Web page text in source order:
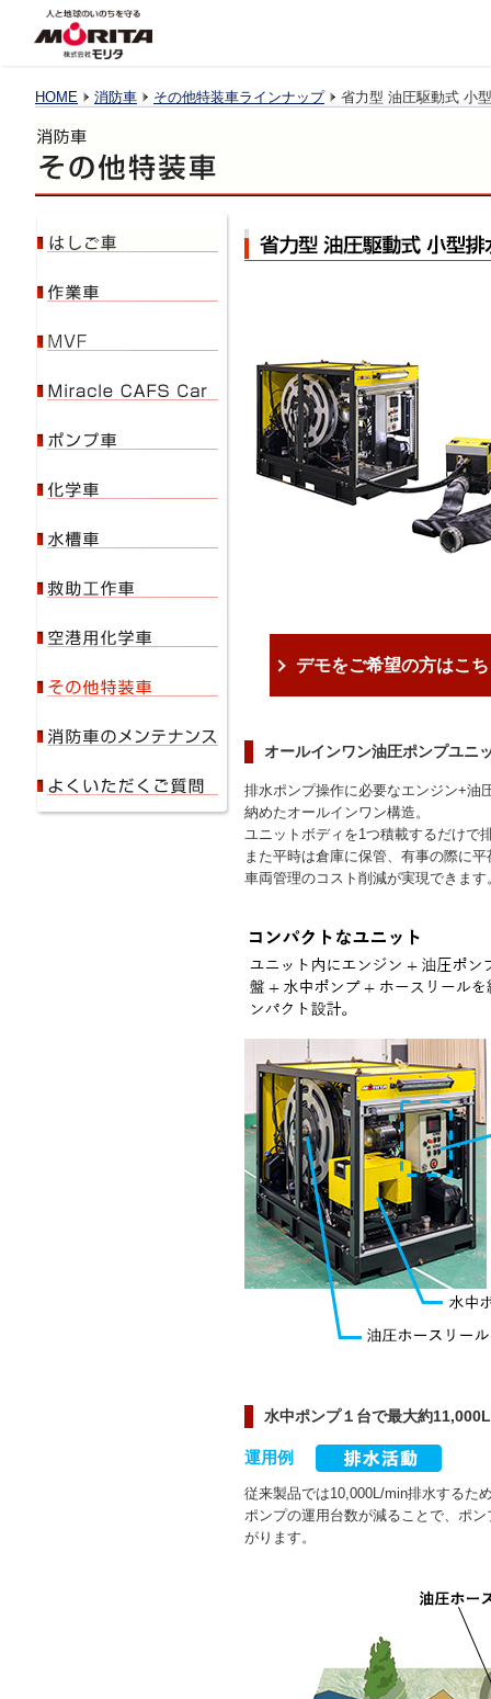
HOME 消防車 その他特装車ラインナップ 省力型 油圧駆動式 小
デモをご希望の方はこ
オールインワン油圧ポンプユニ
排水ポンプ操作に必要なエンジン+油
納めたオールインワン構造。
ユニットボディを1つ積載するだけで
また平時は倉庫に保管、有事の際に
車両管理のコスト削減が実現できます
水中ポンプ１台で最大約
運用例
従来製品では10,000L/min排水するた
ポンプの運用台数が減ることで、ポ
がります。